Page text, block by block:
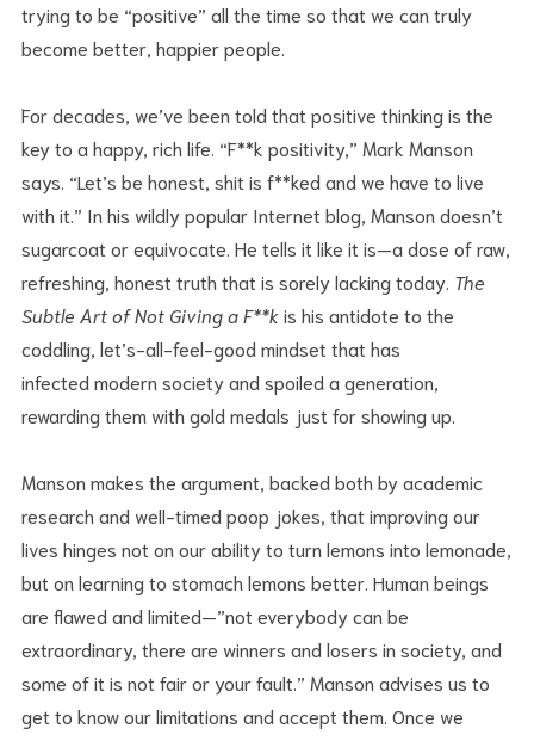
trying to be “positive” all the time so that we can truly
become better, happier people.
For decades, we’ve been told that positive thinking is the
key to a happy, rich life. “F**k positivity,” Mark Manson
says. “Let’s be honest, shit is f**ked and we have to live
with it.” In his wildly popular Internet blog, Manson doesn’t
sugarcoat or equivocate. He tells it like it is—a dose of raw,
refreshing, honest truth that is sorely lacking today. The
Subtle Art of Not Giving a F**kis his antidote to the
coddling, let’s-all-feel-good mindset that has
infected modern society and spoiled a generation,
rewarding them with gold medals just for showing up.
Manson makes the argument, backed both by academic
research and well-timed poop jokes, that improving our
lives hinges not on our ability to turn lemons into lemonade,
but on learning to stomach lemons better. Human beings
are flawed and limited—”not everybody can be
extraordinary, there are winners and losers in society, and
some of it is not fair or your fault.” Manson advises us to
get to know our limitations and accept them. Once we